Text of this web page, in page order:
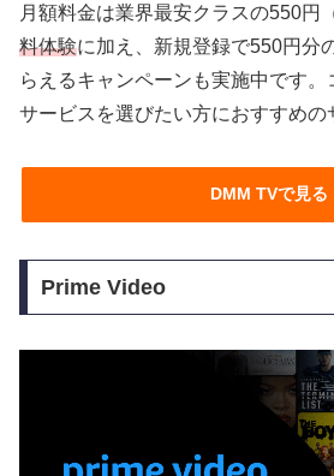
月額料金は業界最安クラスの550円
料体験に加え、新規登録で550円分
らえるキャンペーンも実施中です
サービスを選びたい方におすすめの
DMM TVで見る
Prime Video